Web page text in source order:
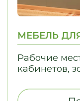
МЫ
НА КАЖДОМ
НАД